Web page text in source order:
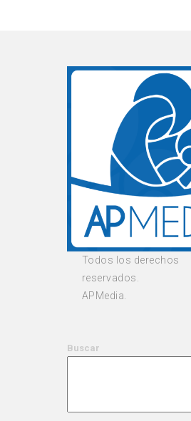
Todos los derechos
reservados.
APMedia.
Buscar